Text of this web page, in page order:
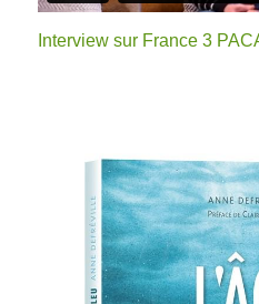
Interview sur France 3